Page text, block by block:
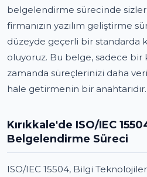
belgelendirme sürecinde
firmanızın yazılım geliştirme
düzeyde geçerli bir standarda
oluyoruz. Bu belge, sadece bir
zamanda süreçlerinizi daha
hale getirmenin bir anahtarıdır.
Kırıkkale'de ISO/IEC
Belgelendirme Süreci
ISO/IEC 15504, Bilgi